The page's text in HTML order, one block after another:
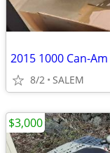
2015 1000 Can-
8/2 SALEM
$3,000